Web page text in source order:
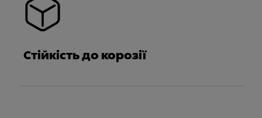
Стійкість до корозії